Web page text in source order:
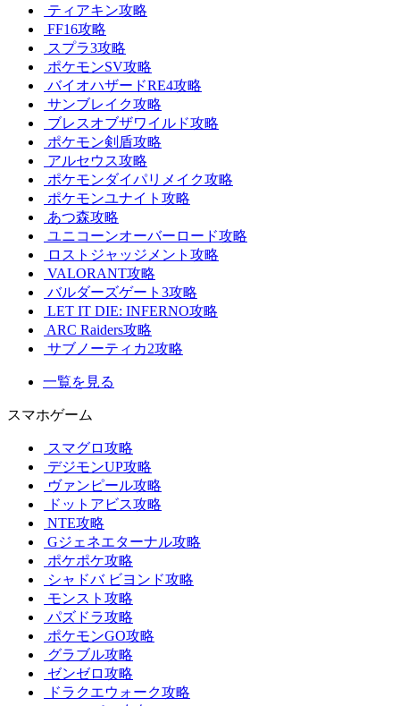
ティアキン攻略
FF16攻略
スプラ3攻略
ポケモンSV攻略
バイオハザードRE4攻略
サンブレイク攻略
ブレスオブザワイルド攻略
ポケモン剣盾攻略
アルセウス攻略
ポケモンダイパリメイク攻略
ポケモンユナイト攻略
あつ森攻略
ユニコーンオーバーロード攻略
ロストジャッジメント攻略
VALORANT攻略
バルダーズゲート3攻略
LET IT DIE: INFERNO攻略
ARC Raiders攻略
サブノーティカ2攻略
一覧を見る
スマホゲーム
スマグロ攻略
デジモンUP攻略
ヴァンピール攻略
ドットアビス攻略
NTE攻略
Gジェネエターナル攻略
ポケポケ攻略
シャドバ ビヨンド攻略
モンスト攻略
パズドラ攻略
ポケモンGO攻略
グラブル攻略
ゼンゼロ攻略
ドラクエウォーク攻略